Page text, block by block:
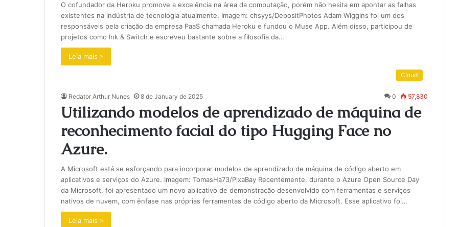
O cofundador da Heroku promove a excelência na área da computação, porém não hesita em apontar as falhas
existentes na indústria de tecnologia atualmente. Imagem: chsyys/DepositPhotos Adam Wiggins foi um dos
responsáveis pela criação da empresa PaaS chamada Heroku e fundou o Muse App. Além disso, participou de
projetos como Ink & Switch e escreveu bastante sobre a filosofia da…
Leia mais »
Cloud
Redator Arthur Nunes 8 de January de 2025 0 57,830
Utilizando modelos de aprendizado de máquina de
reconhecimento facial do tipo Hugging Face no
Azure.
A Microsoft está se esforçando para incorporar modelos de aprendizado de máquina de código aberto em
aplicativos e serviços do Azure. Imagem: TomasHa73/PixaBay Recentemente, durante o Azure Open Source Day
da Microsoft, foi apresentado um novo aplicativo de demonstração desenvolvido com ferramentas e serviços
nativos de nuvem, com ênfase nas próprias ferramentas de código aberto da Microsoft. Esse aplicativo foi…
Leia mais »